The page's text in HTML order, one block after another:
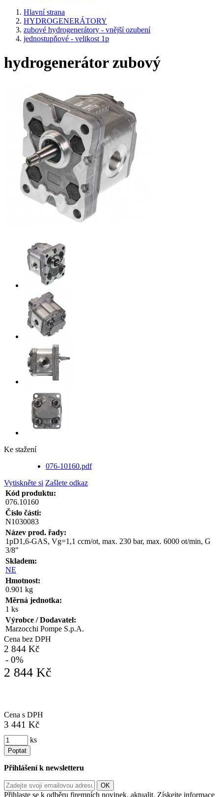
Hlavní strana
HYDROGENERÁTORY
zubové hydrogenerátory - vnější ozubení
jednostupňové - velikost 1p
hydrogenerátor zubový
Ke stažení
076-10160.pdf
Vytiskněte si Zašlete odkaz
Kód produktu:
076.10160
Číslo části:
N1030083
Název prod. řady:
1pD1,6-GAS, Vg=1,1 ccm/ot, max. 230 bar, max. 6000 ot/min, G
3/8"
Skladem:
NE
Hmotnost:
0.901 kg
Měrná jednotka:
1 ks
Výrobce / Dodavatel:
Marzocchi Pompe S.p.A.
Cena bez DPH
2 844 Kč
- 0%
2 844 Kč
Cena s DPH
3 441 Kč
ks
Poptat
Přihlášení k newsletteru
Přihlaste se k odběru firemních novinek, aktualit. Získejte informace